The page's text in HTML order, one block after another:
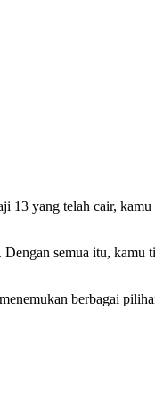
13 yang telah cair,
semua itu, kamu
berbagai